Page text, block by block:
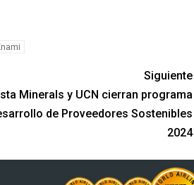
Siguiente
Minerals y UCN cierran programa
de Proveedores Sostenibles
2024